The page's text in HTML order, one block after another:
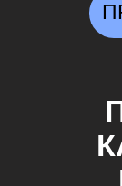
Эксперт
Оформляем